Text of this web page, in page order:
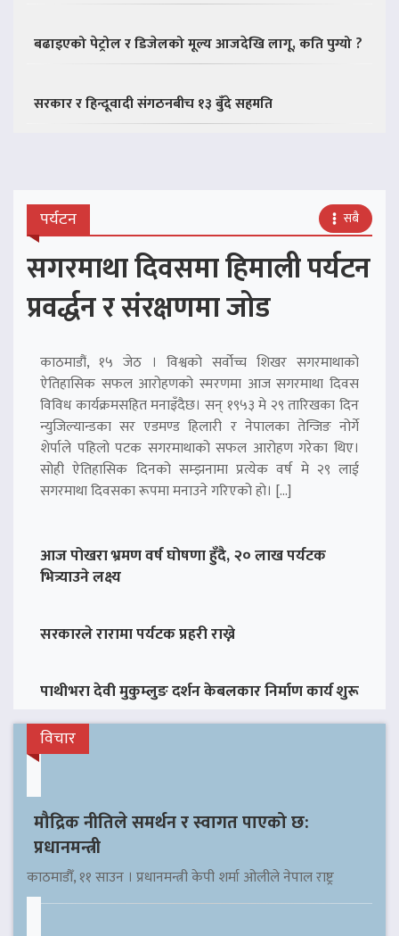
बढाइएको पेट्रोल र डिजेलको मूल्य आजदेखि लागू, कति पुग्यो ?
सरकार र हिन्दूवादी संगठनबीच १३ बुँदे सहमति
पर्यटन सबै
सगरमाथा दिवसमा हिमाली पर्यटन
प्रवर्द्धन र संरक्षणमा जोड
काठमाडौं, १५ जेठ । विश्वको सर्वोच्च शिखर सगरमाथाको
ऐतिहासिक सफल आरोहणको स्मरणमा आज सगरमाथा दिवस
विविध कार्यक्रमसहित मनाइँदैछ। सन् १९५३ मे २९ तारिखका दिन
न्युजिल्यान्डका सर एडमण्ड हिलारी र नेपालका तेन्जिङ नोर्गे
शेर्पाले पहिलो पटक सगरमाथाको सफल आरोहण गरेका थिए।
सोही ऐतिहासिक दिनको सम्झनामा प्रत्येक वर्ष मे २९ लाई
सगरमाथा दिवसका रूपमा मनाउने गरिएको हो। […]
आज पोखरा भ्रमण वर्ष घोषणा हुँदै, २० लाख पर्यटक
भित्र्याउने लक्ष्य
सरकारले रारामा पर्यटक प्रहरी राख्ने
पाथीभरा देवी मुकुम्लुङ दर्शन केबलकार निर्माण कार्य शुरू
विचार
मौद्रिक नीतिले समर्थन र स्वागत पाएको छ:
प्रधानमन्त्री
काठमाडौँ, ११ साउन । प्रधानमन्त्री केपी शर्मा ओलीले नेपाल राष्ट्र